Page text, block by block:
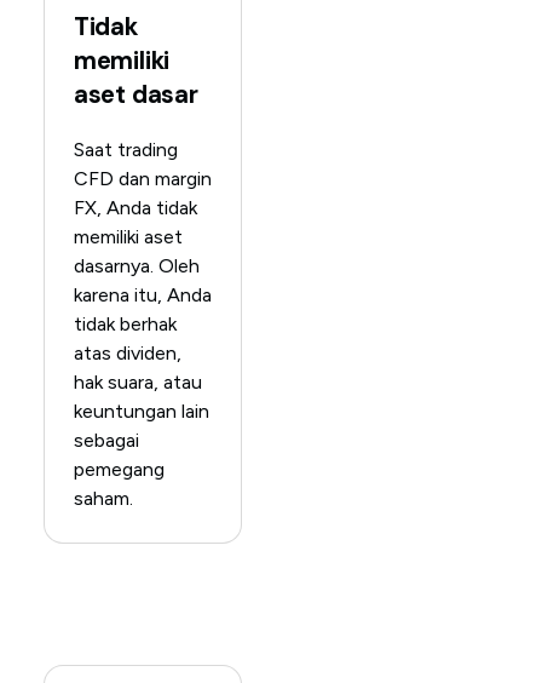
Tidak
memiliki
aset dasar
Saat trading
CFD dan margin
FX, Anda tidak
memiliki aset
dasarnya. Oleh
karena itu, Anda
tidak berhak
atas dividen,
hak suara, atau
keuntungan lain
sebagai
pemegang
saham.